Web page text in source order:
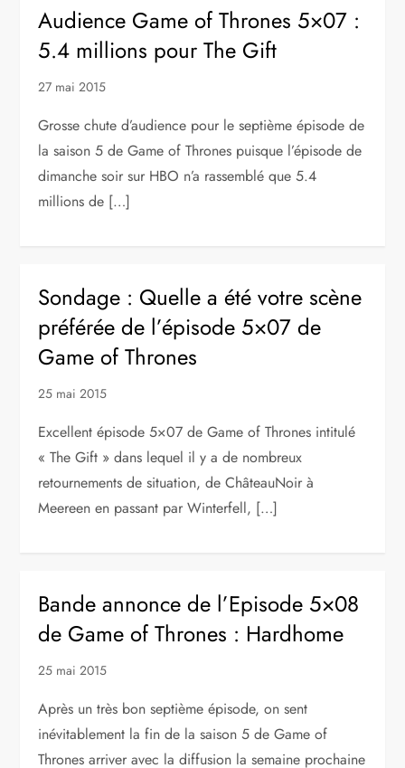
Audience Game of Thrones 5×07 :
5.4 millions pour The Gift
27 mai 2015
Grosse chute d’audience pour le septième épisode de
la saison 5 de Game of Thrones puisque l’épisode de
dimanche soir sur HBO n’a rassemblé que 5.4
millions de […]
Sondage : Quelle a été votre scène
préférée de l’épisode 5×07 de
Game of Thrones
25 mai 2015
Excellent épisode 5×07 de Game of Thrones intitulé
« The Gift » dans lequel il y a de nombreux
retournements de situation, de ChâteauNoir à
Meereen en passant par Winterfell, […]
Bande annonce de l’Episode 5×08
de Game of Thrones : Hardhome
25 mai 2015
Après un très bon septième épisode, on sent
inévitablement la fin de la saison 5 de Game of
Thrones arriver avec la diffusion la semaine prochaine